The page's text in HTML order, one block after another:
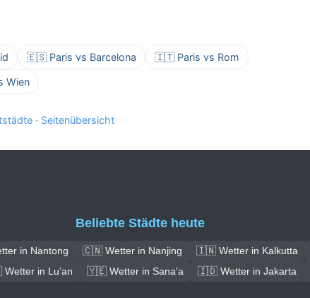
🇪🇸 Paris vs Barcelona 🇮🇹 Paris vs Rom
Wien
· Seitenübersicht
Beliebte Städte heute
in Nantong 🇨🇳 Wetter in Nanjing 🇮🇳 Wetter in Kalkutta
in Lu’an 🇾🇪 Wetter in Sana'a 🇮🇩 Wetter in Jakarta